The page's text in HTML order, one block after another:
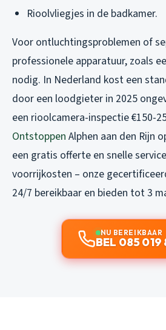
Rioolvliegjes in de badkamer.
Voor ontluchtingsproblemen of
professionele apparatuur, zoals
nodig. In Nederland kost een
door een loodgieter in 2025
een rioolcamera-inspectie €150-
Ontstoppen Alphen aan den Rijn
een gratis offerte en snelle
voorrijkosten – onze
24/7 bereikbaar en bieden tot 3
NU BEREIKBAAR
BEL 085 019